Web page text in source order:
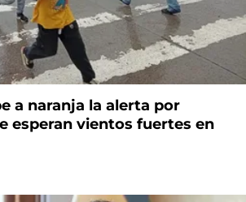
a naranja la alerta por
esperan vientos fuertes en